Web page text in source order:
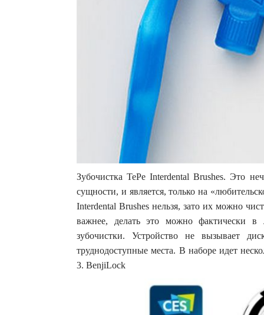
Зубочистка TePe Interdental Brushes. Это
сущности, и является, только на
Interdental Brushes нельзя, зато их можно
важнее, делать это можно фактически в
зубочистки. Устройство не вызывает
труднодоступные места. В наборе идет
3. BenjiLock